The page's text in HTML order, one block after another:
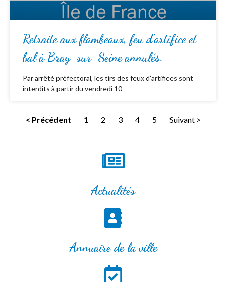
Retraite aux flambeaux, feu d’artifice et
bal à Bray-sur-Seine annulés.
Par arrêté préfectoral, les tirs des feux d’artifices sont
interdits à partir du vendredi 10
< Précédent 1 2 3 4 5 Suivant >
Actualités
Annuaire de la ville